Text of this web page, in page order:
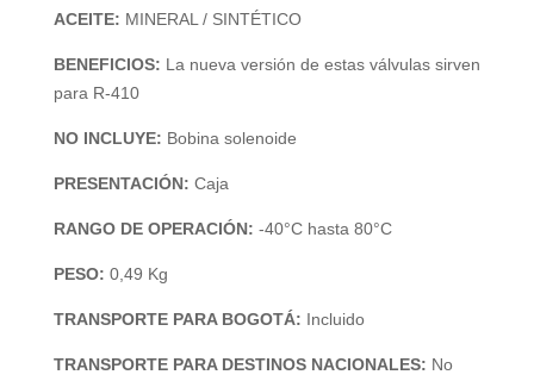
ACEITE: MINERAL / SINTÉTICO
BENEFICIOS: La nueva versión de estas válvulas sirven
para R-410
NO INCLUYE: Bobina solenoide
PRESENTACIÓN: Caja
RANGO DE OPERACIÓN: -40°C hasta 80°C
PESO: 0,49 Kg
TRANSPORTE PARA BOGOTÁ: Incluido
TRANSPORTE PARA DESTINOS NACIONALES: No